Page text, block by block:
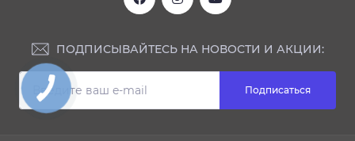
ПОДПИСЫВАЙТЕСЬ НА НОВОСТИ И АКЦИИ:
Подписаться